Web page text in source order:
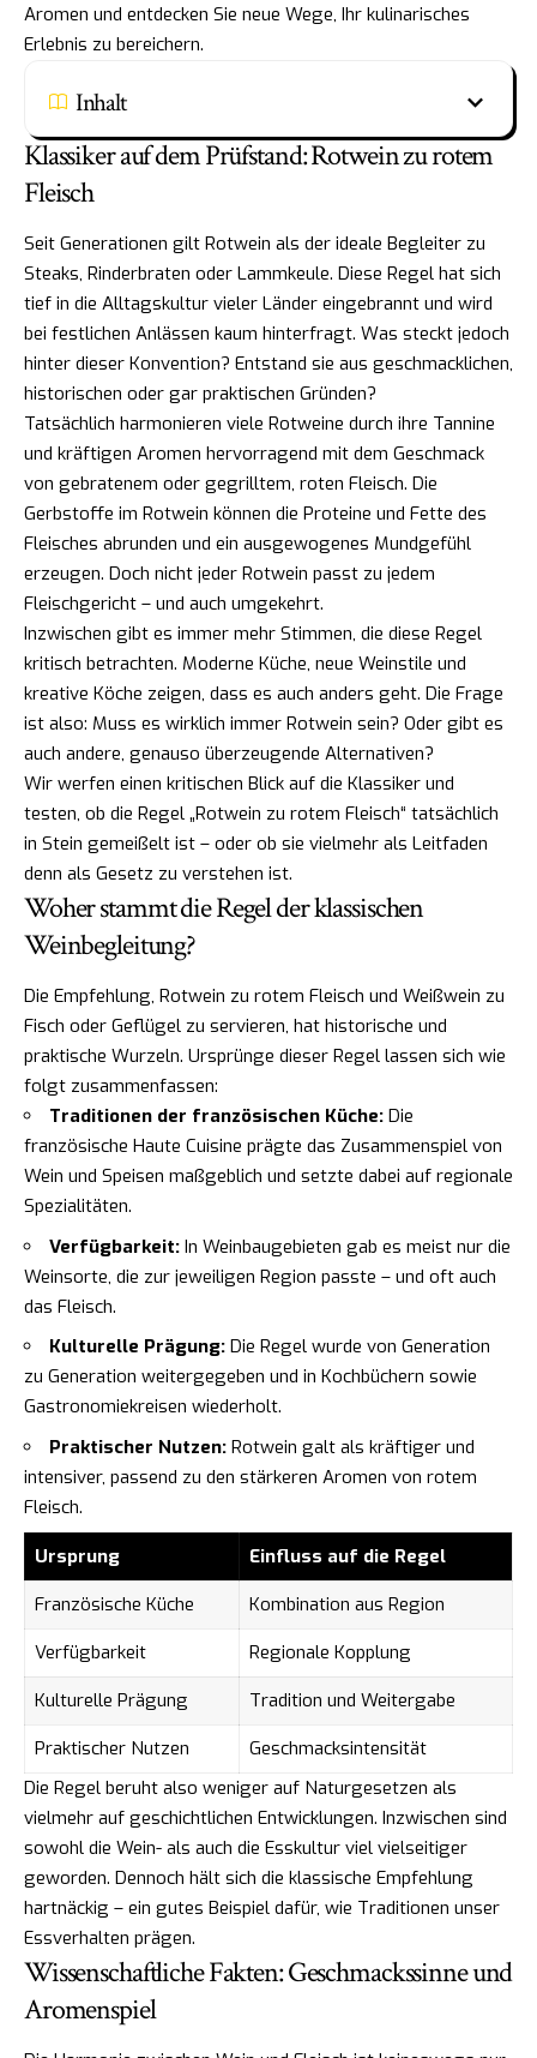
Aromen und entdecken Sie neue Wege, Ihr kulinarisches
Erlebnis zu bereichern.
Inhalt
Klassiker auf dem Prüfstand: Rotwein zu rotem
Fleisch
Seit Generationen gilt Rotwein als der ideale Begleiter zu
Steaks, Rinderbraten oder Lammkeule. Diese Regel hat sich
tief in die Alltagskultur vieler Länder eingebrannt und wird
bei festlichen Anlässen kaum hinterfragt. Was steckt jedoch
hinter dieser Konvention? Entstand sie aus geschmacklichen,
historischen oder gar praktischen Gründen?
Tatsächlich harmonieren viele Rotweine durch ihre Tannine
und kräftigen Aromen hervorragend mit dem Geschmack
von gebratenem oder gegrilltem, roten Fleisch. Die
Gerbstoffe im Rotwein können die Proteine und Fette des
Fleisches abrunden und ein ausgewogenes Mundgefühl
erzeugen. Doch nicht jeder Rotwein passt zu jedem
Fleischgericht – und auch umgekehrt.
Inzwischen gibt es immer mehr Stimmen, die diese Regel
kritisch betrachten. Moderne Küche, neue Weinstile und
kreative Köche zeigen, dass es auch anders geht. Die Frage
ist also: Muss es wirklich immer Rotwein sein? Oder gibt es
auch andere, genauso überzeugende Alternativen?
Wir werfen einen kritischen Blick auf die Klassiker und
testen, ob die Regel „Rotwein zu rotem Fleisch“ tatsächlich
in Stein gemeißelt ist – oder ob sie vielmehr als Leitfaden
denn als Gesetz zu verstehen ist.
Woher stammt die Regel der klassischen
Weinbegleitung?
Die Empfehlung, Rotwein zu rotem Fleisch und Weißwein zu
Fisch oder Geflügel zu servieren, hat historische und
praktische Wurzeln. Ursprünge dieser Regel lassen sich wie
folgt zusammenfassen:
Traditionen der französischen Küche: Die
französische Haute Cuisine prägte das Zusammenspiel von
Wein und Speisen maßgeblich und setzte dabei auf regionale
Spezialitäten.
Verfügbarkeit: In Weinbaugebieten gab es meist nur die
Weinsorte, die zur jeweiligen Region passte – und oft auch
das Fleisch.
Kulturelle Prägung: Die Regel wurde von Generation
zu Generation weitergegeben und in Kochbüchern sowie
Gastronomiekreisen wiederholt.
Praktischer Nutzen: Rotwein galt als kräftiger und
intensiver, passend zu den stärkeren Aromen von rotem
Fleisch.
Ursprung
Einfluss auf die Regel
Französische Küche
Kombination aus Region
Verfügbarkeit
Regionale Kopplung
Kulturelle Prägung
Tradition und Weitergabe
Praktischer Nutzen
Geschmacksintensität
Die Regel beruht also weniger auf Naturgesetzen als
vielmehr auf geschichtlichen Entwicklungen. Inzwischen sind
sowohl die Wein- als auch die Esskultur viel vielseitiger
geworden. Dennoch hält sich die klassische Empfehlung
hartnäckig – ein gutes Beispiel dafür, wie Traditionen unser
Essverhalten prägen.
Wissenschaftliche Fakten: Geschmackssinne und
Aromenspiel